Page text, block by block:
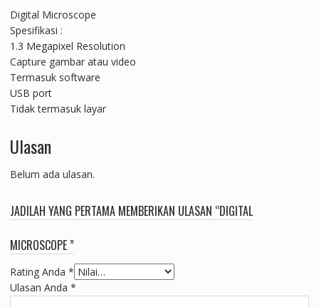
Digital Microscope
Spesifikasi :
1.3 Megapixel Resolution
Capture gambar atau video
Termasuk software
USB port
Tidak termasuk layar
Ulasan
Belum ada ulasan.
JADILAH YANG PERTAMA MEMBERIKAN ULASAN “DIGITAL
MICROSCOPE ”
Rating Anda *
Ulasan Anda *